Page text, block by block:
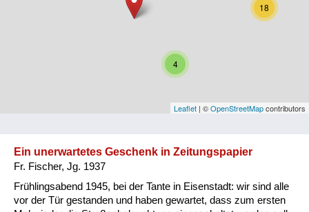
Salzburg
Vorarlberg
Besatzungsmächte
4
18
Leaflet | ©OpenStreetMapcontributors
Ein unerwartetes Geschenk in Zeitungspapier
Fr. Fischer, Jg. 1937
Frühlingsabend 1945, bei der Tante in Eisenstadt: wir sind alle
vor der Tür gestanden und haben gewartet, dass zum ersten